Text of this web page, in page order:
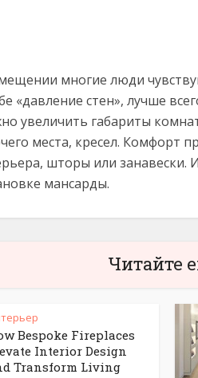
многие люди
«давление стен», лучше
увеличить габариты
места, кресел. Комфорт
шторы или занавески.
мансарды.
Читайте
Bespoke Fireplaces
Interior Design
Transform Living